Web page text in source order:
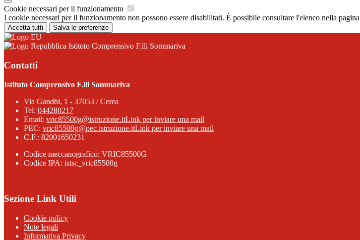
Cookie necessari per il funzionamento
I cookie necessari per il funzionamento non possono essere disabilitati. È possibile consultare l'elenco nella
Accetta tutti Salva le preferenze
Istituto Comprensivo F.lli Sommariva
Contatti
Istituto Comprensivo F.lli Sommariva
Via Gandhi, 1 - 37053 / Cerea
Tel: 044280217
Email: vric85500g@istruzione.itLink per inviare una mail
PEC: vric85500g@pec.istruzione.itLink per inviare una mail
C.F.: 82001650231
Codice meccanografico: VRIC85500G
Codice IPA: istsc_vric85500g
Sezione Link Utili
Cookie policy
Note legali
Informativa Privacy